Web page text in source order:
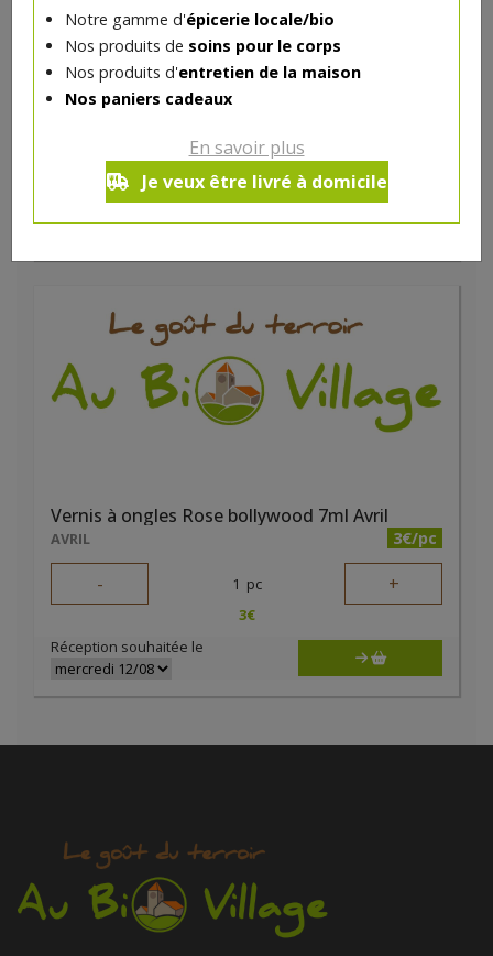
Notre gamme d'épicerie locale/bio
Nos produits de soins pour le corps
Nos produits d'entretien de la maison
Nos paniers cadeaux
En savoir plus
Je veux être livré à domicile
Vernis à ongles Pamplemousse rose 7ml Avril
AVRIL
1 pc
4€
Vernis à ongles Rose bollywood 7ml Avril
AVRIL 3€/pc
- 1 pc +
3€
Réception souhaitée le